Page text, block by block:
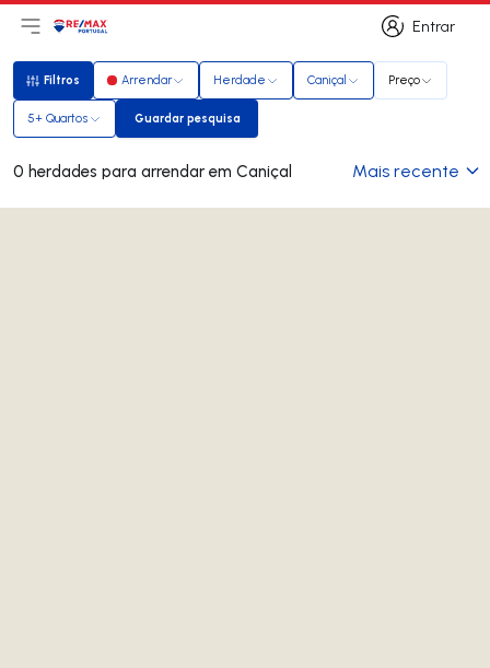
Entrar
Entrar
Abri menu principal
LogoIr para página inicial
Filtros
Filtros Arrendar Herdade Caniçal Preço
5+ Quartos Guardar pesquisa
Guardar pesquisa
0 herdades para arrendar em Caniçal Mais recente